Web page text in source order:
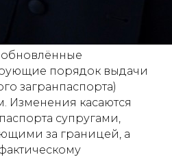
порядок выдачи
загранпаспорта)
Изменения касаются
супругами,
за границей, а